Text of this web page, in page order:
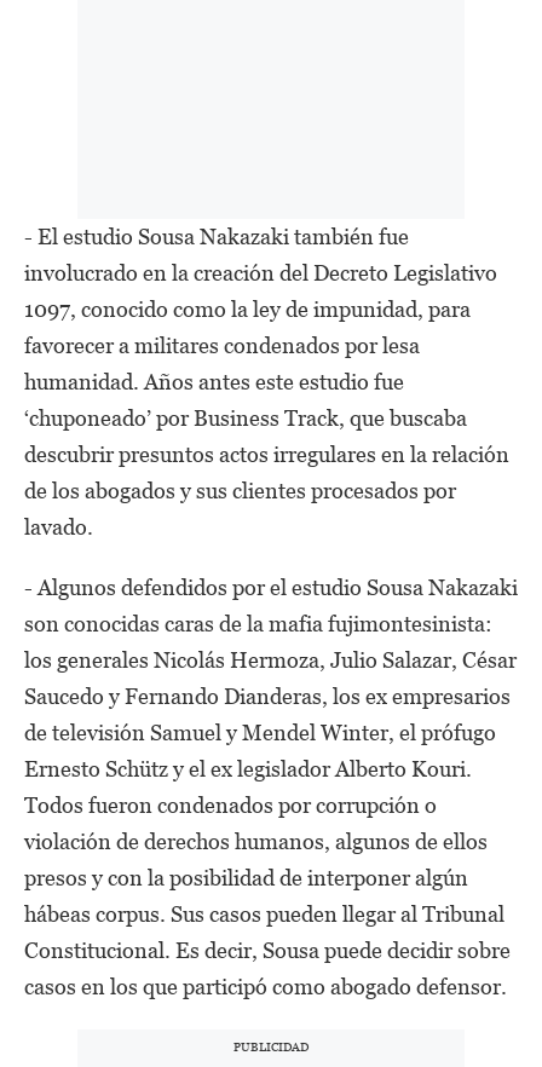
- El estudio Sousa Nakazaki también fue
involucrado en la creación del Decreto Legislativo
1097, conocido como la ley de impunidad, para
favorecer a militares condenados por lesa
humanidad. Años antes este estudio fue
‘chuponeado’ por Business Track, que buscaba
descubrir presuntos actos irregulares en la relación
de los abogados y sus clientes procesados por
lavado.
- Algunos defendidos por el estudio Sousa Nakazaki
son conocidas caras de la mafia fujimontesinista:
los generales Nicolás Hermoza, Julio Salazar, César
Saucedo y Fernando Dianderas, los ex empresarios
de televisión Samuel y Mendel Winter, el prófugo
Ernesto Schütz y el ex legislador Alberto Kouri.
Todos fueron condenados por corrupción o
violación de derechos humanos, algunos de ellos
presos y con la posibilidad de interponer algún
hábeas corpus. Sus casos pueden llegar al Tribunal
Constitucional. Es decir, Sousa puede decidir sobre
casos en los que participó como abogado defensor.